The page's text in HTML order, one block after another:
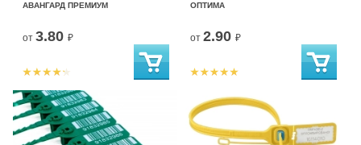
АВАНГАРД ПРЕМИУМ
от 3.80 ₽
ОПТИМА
от 2.90 ₽